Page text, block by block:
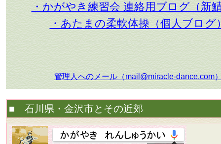
・かがやき練習会 連絡用ブログ（新
・あたまの柔軟体操（個人ブログ
管理人へのメール（mail@miracle-dance.com
■ 石川県・金沢市とその近郊